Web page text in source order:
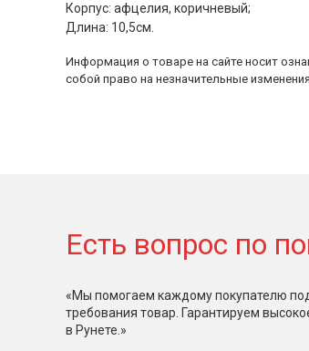
Корпус: афцелия, коричневый;
Длина: 10,5см.
Информация о товаре на сайте носит
собой право на незначительные
Есть вопрос по
«Мы помогаем каждому покупателю
требования товар. Гарантируем
в Рунете.»